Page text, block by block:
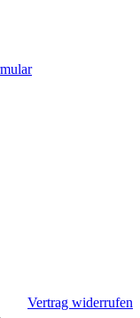
Vertrag widerrufen